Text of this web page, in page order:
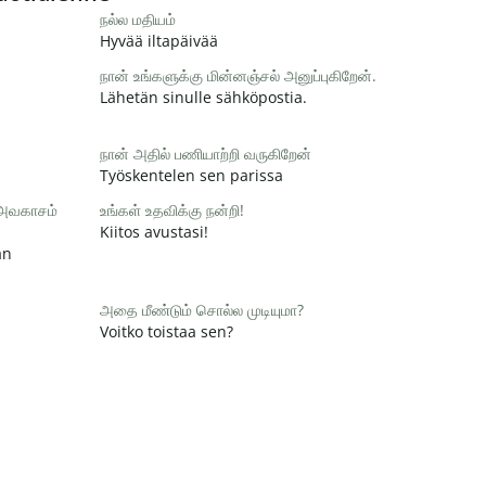
நல்ல மதியம்
Hyvää iltapäivää
நான் உங்களுக்கு மின்னஞ்சல் அனுப்புகிறேன்.
Lähetän sinulle sähköpostia.
நான் அதில் பணியாற்றி வருகிறேன்
Työskentelen sen parissa
உங்கள் உதவிக்கு நன்றி!
Kiitos avustasi!
அதை மீண்டும் சொல்ல முடியுமா?
Voitko toistaa sen?